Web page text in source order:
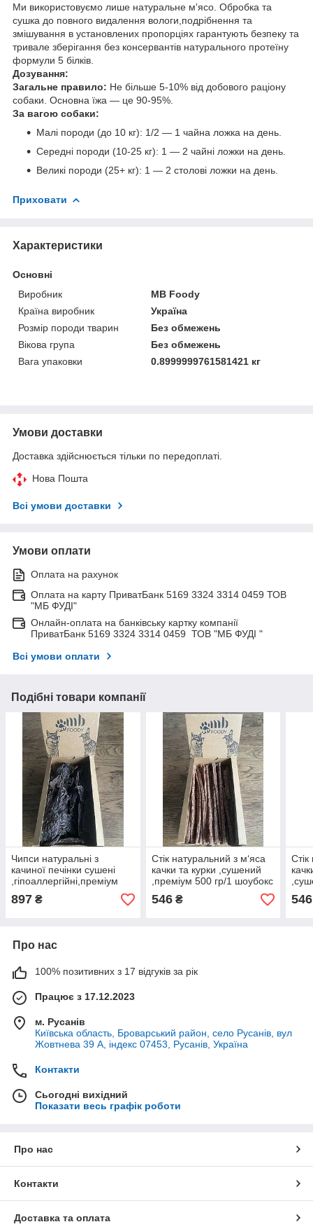
Ми використовуємо лише натуральне м'ясо. Обробка та
сушка до повного видалення вологи,подрібнення та
змішування в установлених пропорціях гарантують безпеку та
тривале зберігання без консервантів натурального протеїну
формули 5 білків.
Дозування:
Загальне правило: Не більше 5-10% від добового раціону
собаки. Основна їжа — це 90-95%.
За вагою собаки:
Малі породи (до 10 кг): 1/2 — 1 чайна ложка на день.
Середні породи (10-25 кг): 1 — 2 чайні ложки на день.
Великі породи (25+ кг): 1 — 2 столові ложки на день.
Приховати
Характеристики
Основні
Виробник
MB Foody
Країна виробник
Україна
Розмір породи тварин
Без обмежень
Вікова група
Без обмежень
Вага упаковки
0.8999999761581421 кг
Умови доставки
Доставка здійснюється тільки по передоплаті.
Нова Пошта
Всі умови доставки
Умови оплати
Оплата на рахунок
Оплата на карту ПриватБанк 5169 3324 3314 0459 ТОВ
"МБ ФУДІ"
Онлайн-оплата на банківську картку компанії
ПриватБанк 5169 3324 3314 0459 ТОВ "МБ ФУДІ "
Всі умови оплати
Подібні товари компанії
Чипси натуральні з
качиної печінки сушені
,гіпоаллергійні,преміум
650 гр /1 шоубокс
897 ₴
Стік натуральний з м‘яса
качки та курки ,сушений
,преміум 500 гр/1 шоубокс
546₴ 546
Про нас
100% позитивних з 17 відгуків за рік
Працює з 17.12.2023
м. Русанів
Київська область, Броварський район, село Русанів, вул
Жовтнева 39 А, індекс 07453, Русанів, Україна
Контакти
Сьогодні вихідний
Показати весь графік роботи
Про нас
Контакти
Доставка та оплата